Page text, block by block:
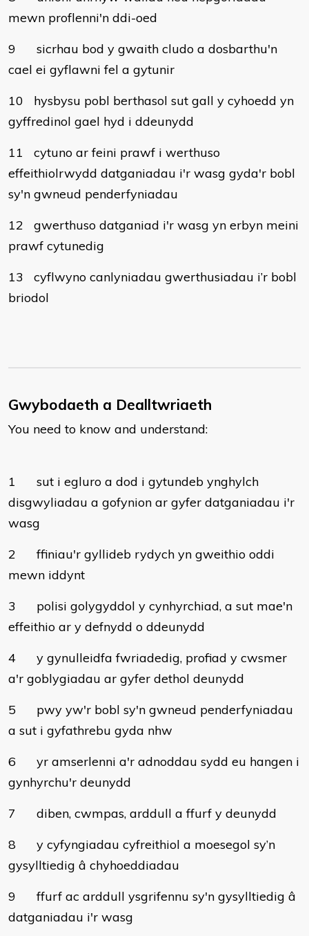
mewn proflenni'n ddi-oed
9
sicrhau bod y gwaith cludo a dosbarthu'n
cael ei gyflawni fel a gytunir
10
hysbysu pobl berthasol sut gall y cyhoedd yn
gyffredinol gael hyd i ddeunydd
11
cytuno ar feini prawf i werthuso
effeithiolrwydd datganiadau i'r wasg gyda'r bobl
sy'n gwneud penderfyniadau
12
gwerthuso datganiad i'r wasg yn erbyn meini
prawf cytunedig
13
cyflwyno canlyniadau gwerthusiadau i’r bobl
briodol
Gwybodaeth a Dealltwriaeth
You need to know and understand:
1
sut i egluro a dod i gytundeb ynghylch
disgwyliadau a gofynion ar gyfer datganiadau i'r
wasg
2
ffiniau'r gyllideb rydych yn gweithio oddi
mewn iddynt
3
polisi golygyddol y cynhyrchiad, a sut mae'n
effeithio ar y defnydd o ddeunydd
4
y gynulleidfa fwriadedig, profiad y cwsmer
a'r goblygiadau ar gyfer dethol deunydd
5
pwy yw'r bobl sy'n gwneud penderfyniadau
a sut i gyfathrebu gyda nhw
6
yr amserlenni a'r adnoddau sydd eu hangen i
gynhyrchu'r deunydd
7
diben, cwmpas, arddull a ffurf y deunydd
8
y cyfyngiadau cyfreithiol a moesegol sy’n
gysylltiedig â chyhoeddiadau
9
ffurf ac arddull ysgrifennu sy'n gysylltiedig â
datganiadau i'r wasg